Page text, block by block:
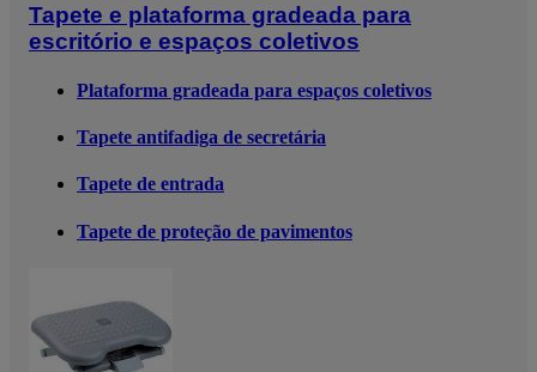
Tapete e plataforma gradeada para
escritório e espaços coletivos
Plataforma gradeada para espaços coletivos
Tapete antifadiga de secretária
Tapete de entrada
Tapete de proteção de pavimentos